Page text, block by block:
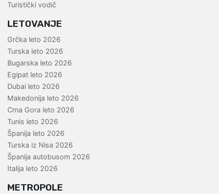
Turistički vodič
LETOVANJE
Grčka leto 2026
Turska leto 2026
Bugarska leto 2026
Egipat leto 2026
Dubai leto 2026
Makedonija leto 2026
Crna Gora leto 2026
Tunis leto 2026
Španija leto 2026
Turska iz Nisa 2026
Španija autobusom 2026
Italija leto 2026
METROPOLE